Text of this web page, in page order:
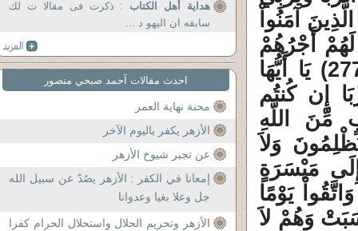
كُلَّ كَفَّارٍ أَثِيمٍ (276) إِنَّ الَّذِينَ آمَنُواْ
لَهُمْ أَجْرُهُمْ
عِندَ رَبِّهِمْ وَلاَ خَوْفٌ عَلَيْهِمْ وَلاَ هُمْ يَحْزَنُونَ (277) يَا أَيُّهَا
إِن كُنتُم
مِّنَ اللَّهِ
وَلاَ
إِلَى مَيْسَرَةٍ
خَيْرٌ لَّكُمْ إِن كُنتُمْ تَعْلَمُونَ (280) وَاتَّقُواْ يَوْمًا
وَهُمْ لاَ
هداية أهل الكتاب : ذكرت فى مقالا ت لك
سابقه ان اليهو د ...
احدث مقالات آحمد صبحي منصور
محنة نهاية العمر
الأزهر يكفر باليوم الآخر
عن تجبر شيوخ الأزهر
إمعانا في الكفر : الأزهر يصُدّ عن سبيل الله
جل وعلا بغيا وعدوانا
الأزهر وتحريم الحلال واستحلال الحرام كفرا